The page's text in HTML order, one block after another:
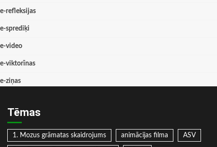
e-refleksijas
e-sprediķi
e-video
e-viktorīnas
e-ziņas
Tēmas
1. Mozus grāmatas skaidrojums animācijas filma ASV